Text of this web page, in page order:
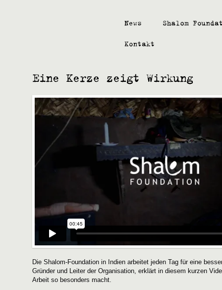
Die Shalom-Foundation in Indien arbeitet jeden Tag für eine
Gründer und Leiter der Organisation, erklärt in diesem kurzen
Arbeit so besonders macht.